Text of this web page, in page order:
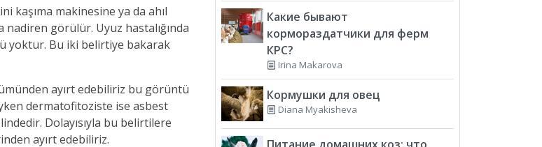
kaşıma makinesine ya da ahıl
görülür. Uyuz hastalığında
yoktur. Bu iki belirtiye bakarak
ayırt edebiliriz bu görüntü
dermatofitoziste ise asbest
Dolayısıyla bu belirtilere
ayırt edebiliriz.
Какие бывают
кормораздатчики для ферм
КРС?
Irina Makarova
Кормушки для овец
Diana Myakisheva